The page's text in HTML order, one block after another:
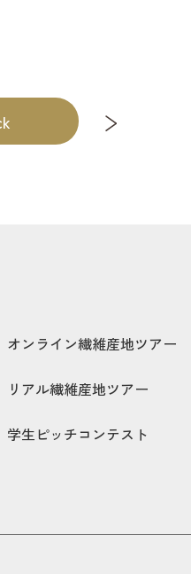
オンライン繊維産地ツアー
リアル繊維産地ツアー
学生ピッチコンテスト